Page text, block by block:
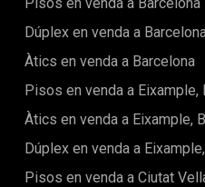
de la ciutat i la tranquil·litat
habitatge d'alta gamma llest
ubicació privilegiada de
del control de lloguer segons
de Preus del Lloguer. Les
tensionat, d'acord amb la Llei
Dúplex en venda a
Àtics en venda a Barcelona
Pisos en venda a Eixample,
Àtics en venda a Eixample,
Dúplex en venda a
Pisos en venda a Ciutat